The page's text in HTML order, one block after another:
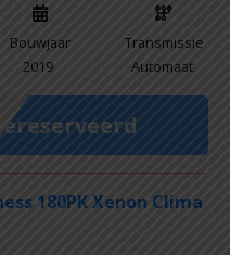
Bouwjaar
2019
Transmissie
Automaat
Gereserveerd